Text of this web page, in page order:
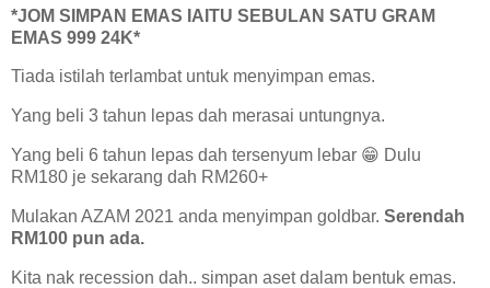
*JOM SIMPAN EMAS IAITU SEBULAN SATU GRAM
EMAS 999 24K*
Tiada istilah terlambat untuk menyimpan emas.
Yang beli 3 tahun lepas dah merasai untungnya.
Yang beli 6 tahun lepas dah tersenyum lebar 😁 Dulu
RM180 je sekarang dah RM260+
Mulakan AZAM 2021 anda menyimpan goldbar. Serendah
RM100 pun ada.
Kita nak recession dah.. simpan aset dalam bentuk emas.